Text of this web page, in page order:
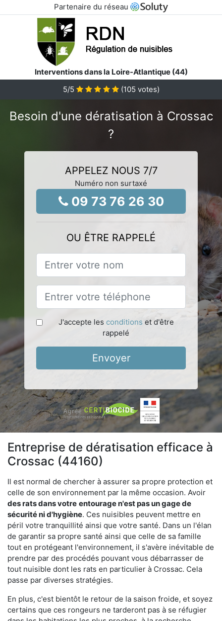
Partenaire du réseau
Interventions dans la Loire-Atlantique (44)
5/5 (105 votes)
Besoin d'une dératisation à Crossac
?
APPELEZ NOUS 7/7
Numéro non surtaxé
09 73 76 26 30
OU ÊTRE RAPPELÉ
J'accepte les conditions et d'être
rappelé
Envoyer
Entreprise de dératisation efficace à
Crossac (44160)
Il est normal de chercher à assurer sa propre protection et
celle de son environnement par la même occasion. Avoir
des rats dans votre entourage n'est pas un gage de
sécurité ni d'hygiène. Ces nuisibles peuvent mettre en
péril votre tranquillité ainsi que votre santé. Dans un l'élan
de garantir sa propre santé ainsi que celle de sa famille
tout en protégeant l'environnement, il s'avère inévitable de
prendre par des procédés pouvant vous débarrasser de
tout nuisible dont les rats en particulier à Crossac. Cela
passe par diverses stratégies.
En plus, c'est bientôt le retour de la saison froide, et soyez
certains que ces rongeurs ne tarderont pas à se réfugier